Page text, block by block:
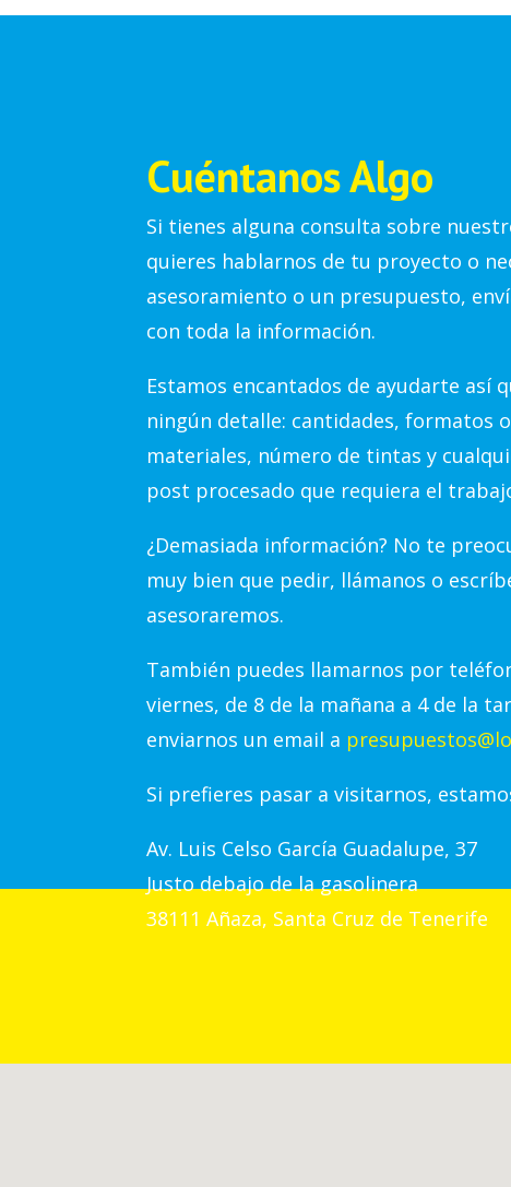
Cuéntanos Algo
Si tienes alguna consulta sobre
quieres hablarnos de tu proyecto o
asesoramiento o un presupuesto,
con toda la información.
Estamos encantados de ayudarte así
ningún detalle: cantidades, formatos
materiales, número de tintas y
post procesado que requiera el
¿Demasiada información? No te
muy bien que pedir, llámanos o
asesoraremos.
También puedes llamarnos por
viernes, de 8 de la mañana a 4 de la
enviarnos un email a
Si prefieres pasar a visitarnos,
Av. Luis Celso García Guadalupe, 37
Justo debajo de la gasolinera
38111 Añaza, Santa Cruz de Tenerife